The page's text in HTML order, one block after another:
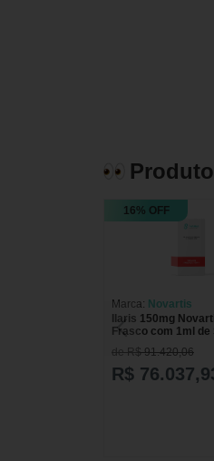
16% OFF
Marca: Novartis
Ilaris 150mg
Frasco com 1ml de
de R$ 91.420,06
R$